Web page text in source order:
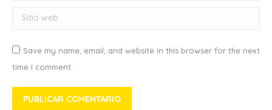
Sitio web
Save my name, email, and website in this browser for the next
time I comment.
PUBLICAR COMENTARIO